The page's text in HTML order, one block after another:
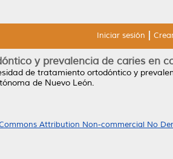
Iniciar sesión
y prevalencia de caries en
de tratamiento ortodóntico y
de Nuevo León.
Attribution Non-commercial No